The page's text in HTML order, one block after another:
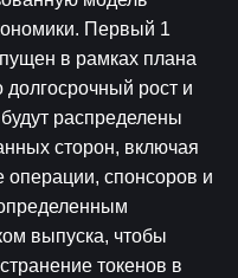
Первый 1
в рамках плана
рост и
распределены
сторон, включая
операции, спонсоров и
выпуска, чтобы
токенов в